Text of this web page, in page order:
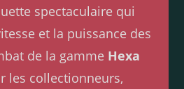
spectaculaire qui
et la puissance des
de la gamme Hexa
les collectionneurs,